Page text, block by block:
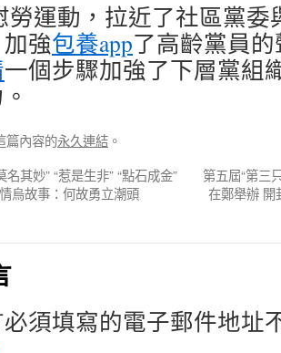
勞運動，拉近了社區黨
強包養app了高齡黨員
一個步驟加強了下層黨組
篇內容的永久連結 。
名其妙” “惹是生非” “點石成金”
故事：何故勇立潮頭
第五屆“第三
在鄭舉辦 開
須填寫的電子郵件地址